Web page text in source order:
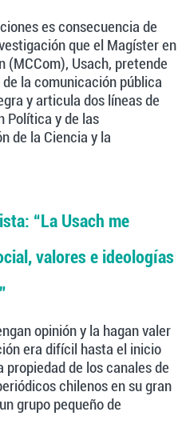
es consecuencia de
que el Magíster en
(MCCom), Usach, pretende
la comunicación pública
y articula dos líneas de
Política y de las
de la Ciencia y la
y egresados publican en
“La Usach me
valores e ideologías
opinión y la hagan valer
era difícil hasta el inicio
de los canales de
chilenos en su gran
grupo pequeño de